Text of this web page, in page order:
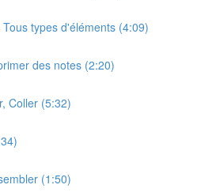
types d'éléments (4:09)
des notes (2:20)
Coller (5:32)
(1:50)